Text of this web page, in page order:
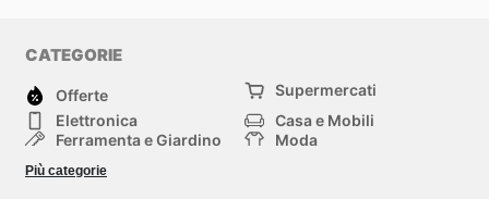
CATEGORIE
Offerte
Supermercati
Elettronica
Casa e Mobili
Ferramenta e Giardino
Moda
Bambini e Neonati
Più categorie